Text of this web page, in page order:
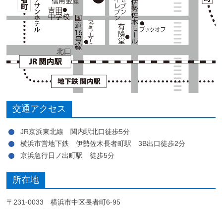
交通アクセス
JR京浜東北線 関内駅北口徒歩5分
横浜市営地下鉄 伊勢佐木長者町駅 3B出口徒歩2分
京浜急行日ノ出町駅 徒歩5分
所在地
〒231-0033 横浜市中区長者町6-95